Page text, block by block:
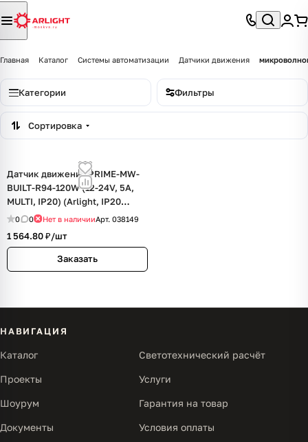
Главная Каталог Системы автоматизации Датчики движения
Категории Фильтры
Сортировка
Датчик движения PRIME-MW-
BUILT-R94-120W (12-24V, 5A,
MULTI, IP20) (Arlight, IP20
Пластик, 2 года)
0 0 Нет в наличииАрт. 038149
1 564.80 ₽/шт
Заказать
НАВИГАЦИЯ
Каталог Светотехнический расчёт
Проекты Услуги
Шоурум Гарантия на товар
Документы Условия оплаты